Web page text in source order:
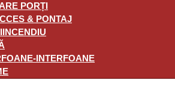
PORȚI
& PONTAJ
INTERFOANE